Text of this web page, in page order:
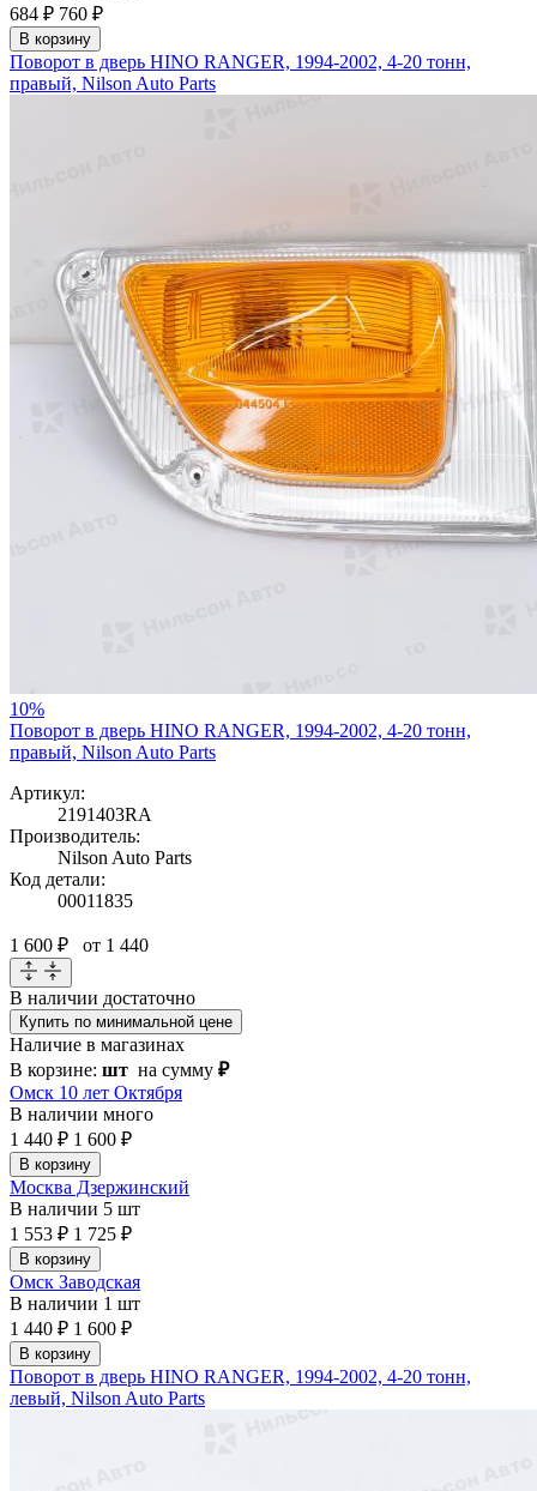
684 ₽ 760 ₽
В корзину
Поворот в дверь HINO RANGER, 1994-2002, 4-20 тонн,
правый, Nilson Auto Parts
10%
Поворот в дверь HINO RANGER, 1994-2002, 4-20 тонн,
правый, Nilson Auto Parts
Артикул:
2191403RA
Производитель:
Nilson Auto Parts
Код детали:
00011835
1 600 ₽ от 1 440
В наличии достаточно
Купить по минимальной цене
Наличие в магазинах
В корзине: шт на сумму ₽
Омск 10 лет Октября
В наличии много
1 440 ₽ 1 600 ₽
В корзину
Москва Дзержинский
В наличии 5 шт
1 553 ₽ 1 725 ₽
В корзину
Омск Заводская
В наличии 1 шт
1 440 ₽ 1 600 ₽
В корзину
Поворот в дверь HINO RANGER, 1994-2002, 4-20 тонн,
левый, Nilson Auto Parts